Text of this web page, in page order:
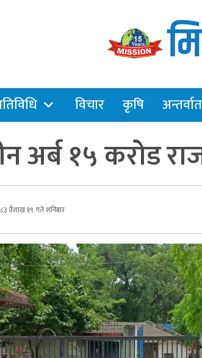
विचार कृषि
अर्ब १५ करोड
वैशाख १९ गते शनिबार